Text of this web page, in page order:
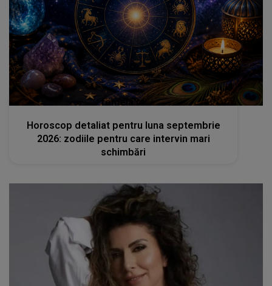
femeia.ro
Horoscop detaliat pentru luna septembrie
2026: zodiile pentru care intervin mari
schimbări